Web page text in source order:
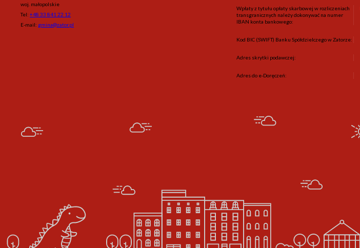
woj. małopolskie
Tel: +48 33 841 22 12
E-mail: gmina@zator.pl
Wpłaty z tytułu opłaty skarbowej w rozliczeniach
transgranicznych należy dokonywać na numer
IBAN konta bankowego:
Kod BIC (SWIFT) Banku Spółdzielczego w Zatorze:
Adres skrytki podawczej:
Adres do e-Doręczeń: